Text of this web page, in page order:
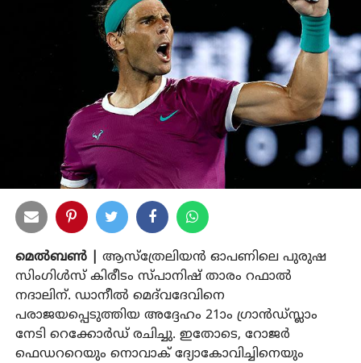
മെല്‍ബണ്‍ |
ആസ്‌ത്രേലിയന്‍ ഓപണിലെ പുരുഷ
സിംഗിള്‍സ് കിരീടം സ്പാനിഷ് താരം റഫാല്‍
നദാലിന്. ഡാനീല്‍ മെദ്‌വദേവിനെ
പരാജയപ്പെടുത്തിയ അദ്ദേഹം 21ാം ഗ്രാന്‍ഡ്സ്ലാം
നേടി റെക്കോര്‍ഡ് രചിച്ചു. ഇതോടെ, റോജര്‍
ഫെഡററെയും നൊവാക് ദ്യോകോവിച്ചിനെയും